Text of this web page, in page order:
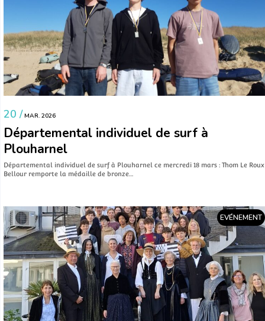
20 / MAR. 2026
Départemental individuel de surf à
Plouharnel
Départemental individuel de surf à Plouharnel ce mercredi 18 mars : Thom Le Roux
Bellour remporte la médaille de bronze…
EVÉNEMENT